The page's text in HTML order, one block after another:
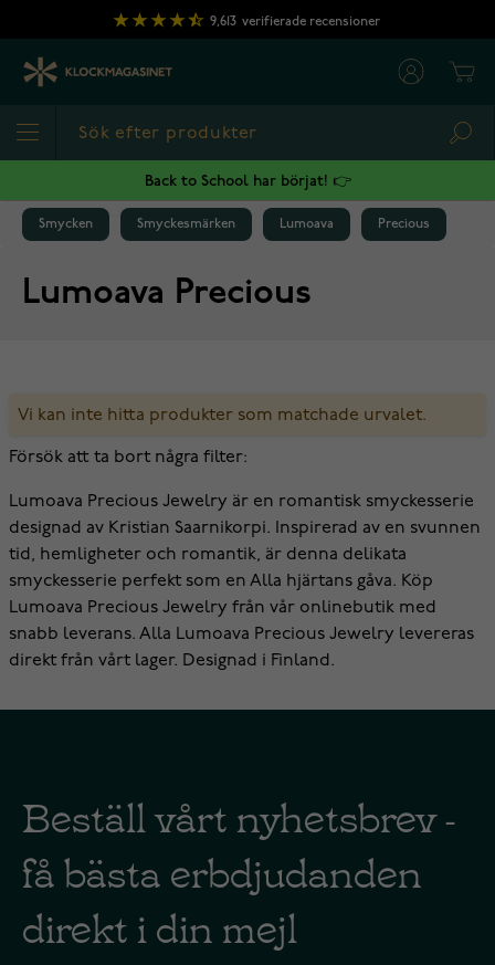
Hoppa till innehållet
9,613 verifierade recensioner
Back to School har börjat! 👉
Smycken Smyckesmärken Lumoava Precious
Lumoava Precious
Vi kan inte hitta produkter som matchade urvalet.
Försök att ta bort några filter:
Lumoava Precious Jewelry är en romantisk smyckesserie
designad av Kristian Saarnikorpi. Inspirerad av en svunnen
tid, hemligheter och romantik, är denna delikata
smyckesserie perfekt som en Alla hjärtans gåva. Köp
Lumoava Precious Jewelry från vår onlinebutik med
snabb leverans. Alla Lumoava Precious Jewelry levereras
direkt från vårt lager. Designad i Finland.
Beställ vårt nyhetsbrev -
få bästa erbdjudanden
direkt i din mejl